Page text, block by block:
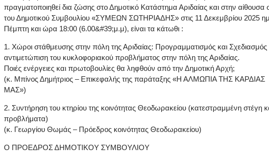
πραγματοποιηθεί δια ζώσης στο Δημοτικό Κατάστημα Αριδαίας και στην αίθουσα
του Δημοτικού Συμβουλίου «ΣΥΜΕΩΝ ΣΩΤΗΡΙΑΔΗΣ» στις 11 Δεκεμβρίου 2025
Πέμπτη και ώρα 18:00 (6.00&#39;μ.μ), είναι τα κάτωθι :
1. Χώροι στάθμευσης στην πόλη της Αριδαίας: Προγραμματισμός και
αντιμετώπιση του κυκλοφοριακού προβλήματος στην πόλη της Αριδαίας.
Ποιές ενέργειες και πρωτοβουλίες θα ληφθούν από την Δημοτική Αρχή;
(κ. Μπίνος Δημήτριος – Επικεφαλής της παράταξης «Η ΑΛΜΩΠΙΑ ΤΗΣ ΚΑΡΔΙΑΣ
ΜΑΣ»)
2. Συντήρηση του κτηρίου της κοινότητας Θεοδωρακείου (κατεστραμμένη στέγη
προβλήματα)
(κ. Γεωργίου Θωμάς – Πρόεδρος κοινότητας Θεοδωρακείου)
Ο ΠΡΟΕΔΡΟΣ ΔΗΜΟΤΙΚΟΥ ΣΥΜΒΟΥΛΙΟΥ